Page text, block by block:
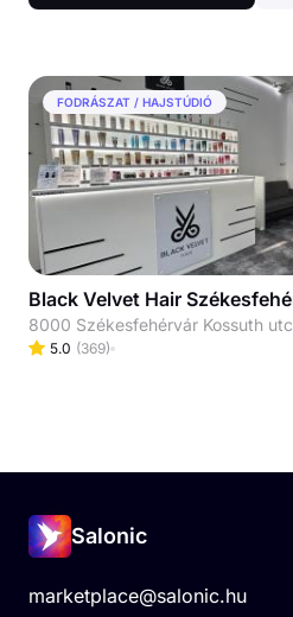
FODRÁSZAT / HAJSTÚDIÓ
Black Velvet Hair
8000 Székesfehérvár Kossuth
5.0 (369)
Salonic
marketplace@salonic.hu